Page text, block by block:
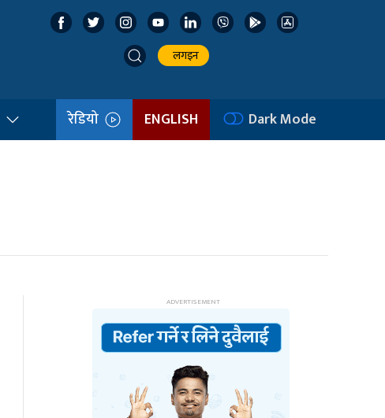
लगइन
रेडियो ENGLISH Dark Mode